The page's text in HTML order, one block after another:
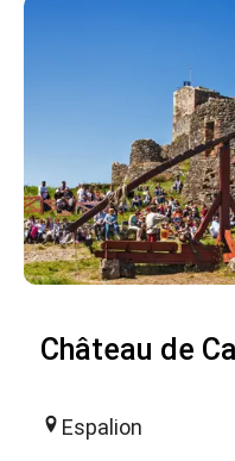
Château de
Espalion